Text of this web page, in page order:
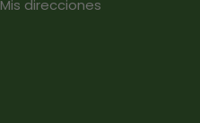
Mis direcciones